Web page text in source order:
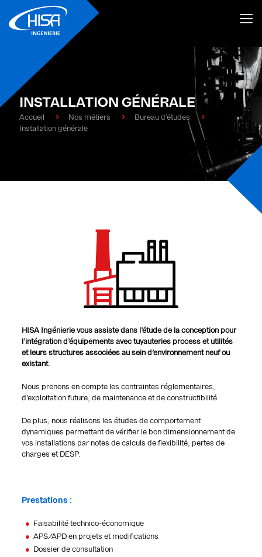
INSTALLATION GÉNÉRALE
Accueil Nos métiers
Bureau d’études
Installation générale
HISA Ingénierie vous assiste dans l’étude de la conception pour
l’intégration d’équipements avec tuyauteries process et utilités
et leurs structures associées au sein d’environnement neuf ou
existant.
Nous prenons en compte les contraintes réglementaires,
d’exploitation future, de maintenance et de constructibilité.
De plus, nous réalisons les études de comportement
dynamiques permettant de vérifier le bon dimensionnement de
vos installations par notes de calculs de flexibilité, pertes de
charges et DESP.
Prestations :
Faisabilité technico-économique
APS/APD en projets et modifications
Dossier de consultation